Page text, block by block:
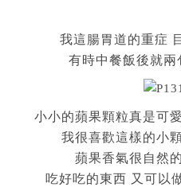
我這腸胃道的重症
有時中餐飯後就
小小的蘋果顆粒真是可
我很喜歡這樣的小
蘋果香氣很自然
吃好吃的東西 又可以